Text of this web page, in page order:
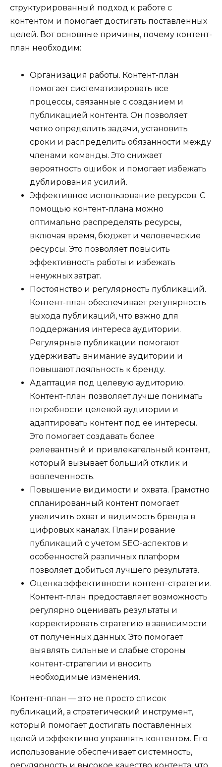
структурированный подход к работе с
контентом и помогает достигать поставленных
целей. Вот основные причины, почему контент-
план необходим:
Организация работы. Контент-план
помогает систематизировать все
процессы, связанные с созданием и
публикацией контента. Он позволяет
четко определить задачи, установить
сроки и распределить обязанности между
членами команды. Это снижает
вероятность ошибок и помогает избежать
дублирования усилий.
Эффективное использование ресурсов. С
помощью контент-плана можно
оптимально распределять ресурсы,
включая время, бюджет и человеческие
ресурсы. Это позволяет повысить
эффективность работы и избежать
ненужных затрат.
Постоянство и регулярность публикаций.
Контент-план обеспечивает регулярность
выхода публикаций, что важно для
поддержания интереса аудитории.
Регулярные публикации помогают
удерживать внимание аудитории и
повышают лояльность к бренду.
Адаптация под целевую аудиторию.
Контент-план позволяет лучше понимать
потребности целевой аудитории и
адаптировать контент под ее интересы.
Это помогает создавать более
релевантный и привлекательный контент,
который вызывает больший отклик и
вовлеченность.
Повышение видимости и охвата. Грамотно
спланированный контент помогает
увеличить охват и видимость бренда в
цифровых каналах. Планирование
публикаций с учетом SEO-аспектов и
особенностей различных платформ
позволяет добиться лучшего результата.
Оценка эффективности контент-стратегии.
Контент-план предоставляет возможность
регулярно оценивать результаты и
корректировать стратегию в зависимости
от полученных данных. Это помогает
выявлять сильные и слабые стороны
контент-стратегии и вносить
необходимые изменения.
Контент-план — это не просто список
публикаций, а стратегический инструмент,
который помогает достигать поставленных
целей и эффективно управлять контентом. Его
использование обеспечивает системность,
регулярность и высокое качество контента, что